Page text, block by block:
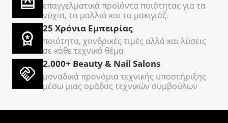
επαγγελματικά προϊόντα ποιότητας για τα
νύχια, τα μαλλιά και το μακιγιάζ.
25 Χρόνια Εμπειρίας
ποιότητα, χονδρικές τιμές αλλά και λύσεις
σε κάθε τεχνικό θέμα
2.000+ Beauty & Nail Salons
μοναδικά προνόμια τεχνικής υποστήριξης
μέσω μιας ομάδας τεχνικών συμβούλων